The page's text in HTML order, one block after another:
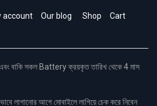
account Our blog Shop Cart
বাকি সকল Battery ক্রয়কৃত তারিখ থেকে 4 মাস
লাগানোর আগে মোবাইলে লাগিয়ে চেক করে নিবেন